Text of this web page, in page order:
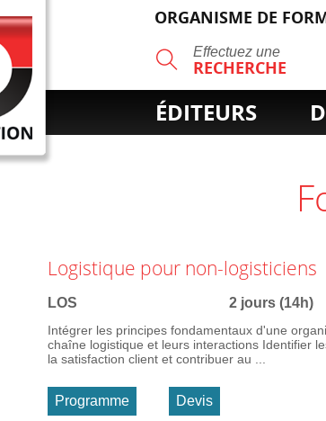
ORGANISME DE
Effectuez une
RECHERCHE
RECHERCHE
ÉDITEURS
Logistique pour non-logisticiens
LOS 2 jours (14h)
Intégrer les principes fondamentaux d'une
chaîne logistique et leurs interactions Identifier
la satisfaction client et contribuer au ...
Programme Devis